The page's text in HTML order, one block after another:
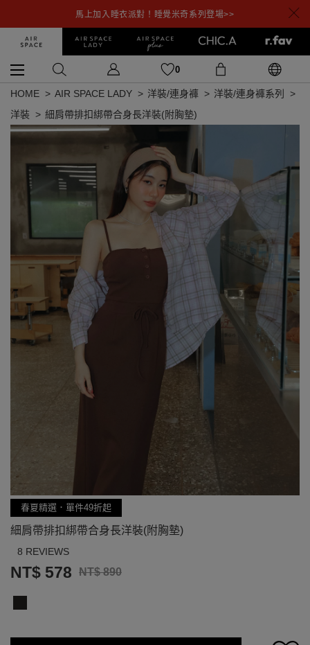
馬上加入睡衣派對！睡覺米奇系列登場>>
0
HOME AIR SPACE LADY 洋裝/連身褲
洋裝/連身褲系列
洋裝
細肩帶排扣綁帶合身長洋裝(附胸墊)
春夏精選．單件49折起
細肩帶排扣綁帶合身長洋裝(附胸墊)
8 REVIEWS
NT$ 578 NT$ 890